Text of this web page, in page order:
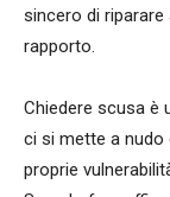
sincero di riparare
rapporto.
Chiedere scusa è
ci si mette a nudo
proprie